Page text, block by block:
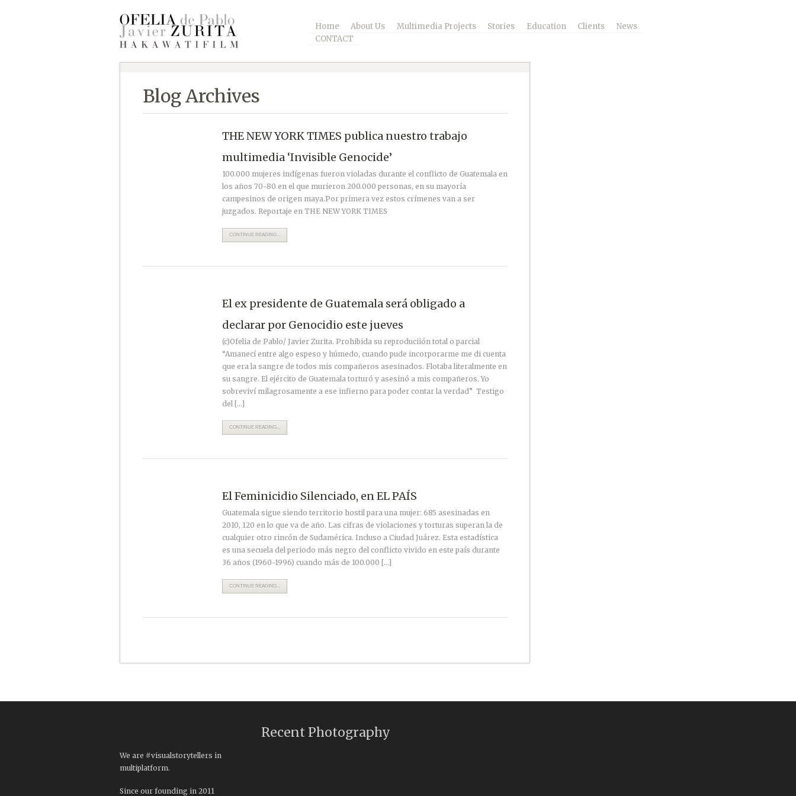
Home About Us Multimedia Projects Stories Education Clients
News
CONTACT
Blog Archives
THE NEW YORK TIMES publica nuestro trabajo
multimedia ‘Invisible Genocide’
100.000 mujeres indígenas fueron violadas durante el conflicto de Guatemala en
los años 70-80 en el que murieron 200.000 personas, en su mayoría
campesinos de origen maya.Por primera vez estos crímenes van a ser
juzgados. Reportaje en THE NEW YORK TIMES
CONTINUE READING...
El ex presidente de Guatemala será obligado a
declarar por Genocidio este jueves
(c)Ofelia de Pablo/ Javier Zurita. Prohibida su reproduciión total o parcial
“Amanecí entre algo espeso y húmedo, cuando pude incorporarme me di cuenta
que era la sangre de todos mis compañeros asesinados. Flotaba literalmente en
su sangre. El ejército de Guatemala torturó y asesinó a mis compañeros. Yo
sobreviví milagrosamente a ese infierno para poder contar la verdad” Testigo
del […]
CONTINUE READING...
El Feminicidio Silenciado, en EL PAÍS
Guatemala sigue siendo territorio hostil para una mujer: 685 asesinadas en
2010, 120 en lo que va de año. Las cifras de violaciones y torturas superan la de
cualquier otro rincón de Sudamérica. Incluso a Ciudad Juárez. Esta estadística
es una secuela del periodo más negro del conflicto vivido en este país durante
36 años (1960-1996) cuando más de 100.000 […]
CONTINUE READING...
We are #visualstorytellers in
multiplatform.
Since our founding in 2011
Recent Photography